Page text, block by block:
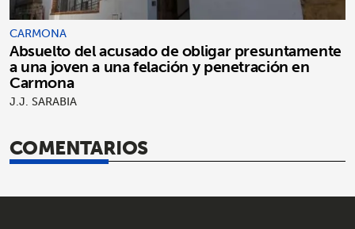
CARMONA
Absuelto del acusado de obligar presuntamente
a una joven a una felación y penetración en
Carmona
J.J. SARABIA
COMENTARIOS